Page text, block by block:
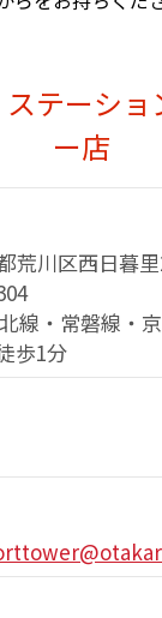
テーショ
ー店
荒川区西日暮
線・常磐線・
歩1分